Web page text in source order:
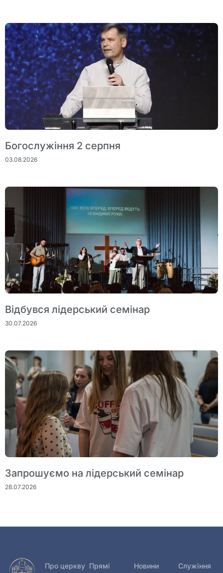
Богослужіння 2 серпня
03.08.2026
Відбувся лідерський семінар
30.07.2026
Запрошуємо на лідерський семінар
28.07.2026
Про церкву Прямі Новини Служіння